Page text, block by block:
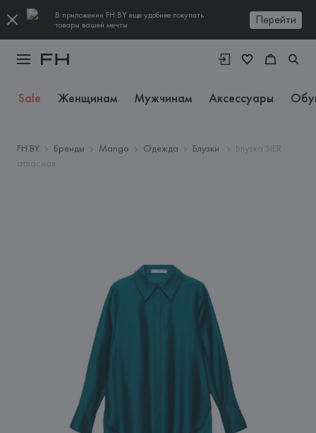
В приложении FH.BY еще удобнее покупать
товары вашей мечты
Перейти
Sale Женщинам Мужчинам Аксессуары
FH.BY Бренды Mango Одежда Блузки
Блузка SIER
атласная